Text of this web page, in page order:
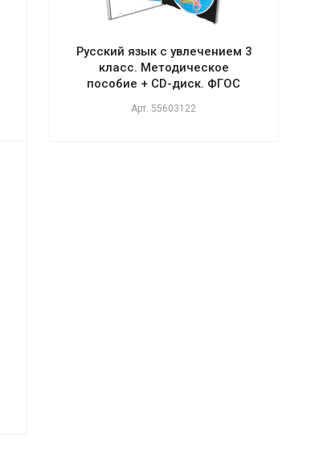
Русский язык с увлечением 3
класс. Методическое
пособие + CD-диск. ФГОС
Арт. 55603122